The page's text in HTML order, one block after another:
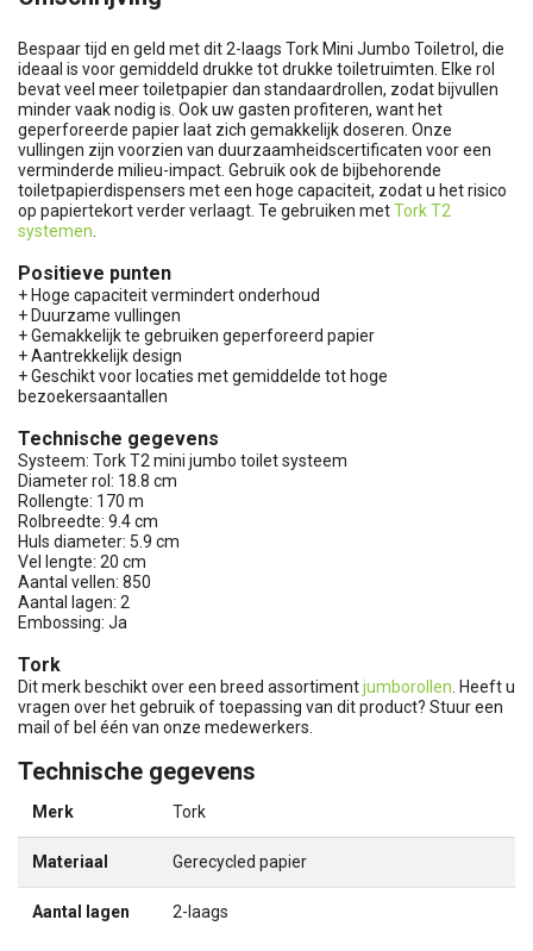
Bespaar tijd en geld met dit 2-laags Tork Mini Jumbo Toiletrol, die
ideaal is voor gemiddeld drukke tot drukke toiletruimten. Elke rol
bevat veel meer toiletpapier dan standaardrollen, zodat bijvullen
minder vaak nodig is. Ook uw gasten profiteren, want het
geperforeerde papier laat zich gemakkelijk doseren. Onze
vullingen zijn voorzien van duurzaamheidscertificaten voor een
verminderde milieu-impact. Gebruik ook de bijbehorende
toiletpapierdispensers met een hoge capaciteit, zodat u het risico
op papiertekort verder verlaagt. Te gebruiken metTork T2
systemen
Positieve punten
+ Hoge capaciteit vermindert onderhoud
+ Duurzame vullingen
+ Gemakkelijk te gebruiken geperforeerd papier
+ Aantrekkelijk design
+ Geschikt voor locaties met gemiddelde tot hoge
bezoekersaantallen
Technische gegevens
Systeem: Tork T2 mini jumbo toilet systeem
Diameter rol: 18.8 cm
Rollengte: 170 m
Rolbreedte: 9.4 cm
Huls diameter: 5.9 cm
Vel lengte: 20 cm
Aantal vellen: 850
Aantal lagen: 2
Embossing: Ja
Tork
Dit merk beschikt over een breed assortimentjumborollen . Heeft u
vragen over het gebruik of toepassing van dit product? Stuur een
mail of bel één van onze medewerkers.
Technische gegevens
Merk Tork
Materiaal Gerecycled papier
Aantal lagen 2-laags